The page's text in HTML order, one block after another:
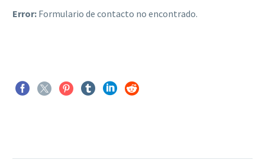
Error: Formulario de contacto no encontrado.